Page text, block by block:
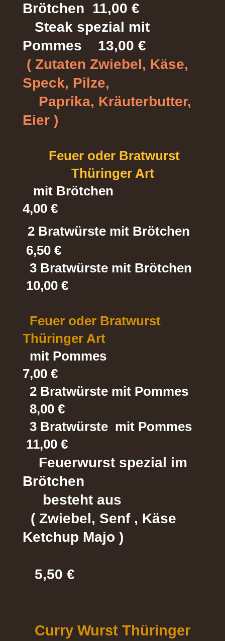
Brötchen 11,00 €
Steak spezial mit
Pommes 13,00 €
( Zutaten Zwiebel, Käse,
Speck, Pilze,
Paprika, Kräuterbutter,
Eier )
Feuer oder Bratwurst
Thüringer Art
mit Brötchen
4,00 €
2 Bratwürste mit Brötchen
6,50 €
3 Bratwürste mit Brötchen
10,00 €
Feuer oder Bratwurst
Thüringer Art
mit Pommes
7,00 €
2 Bratwürste mit Pommes
8,00 €
3 Bratwürste mit Pommes
11,00 €
Feuerwurst spezial im
Brötchen
besteht aus
( Zwiebel, Senf , Käse
Ketchup Majo )
5,50 €
Curry Wurst Thüringer